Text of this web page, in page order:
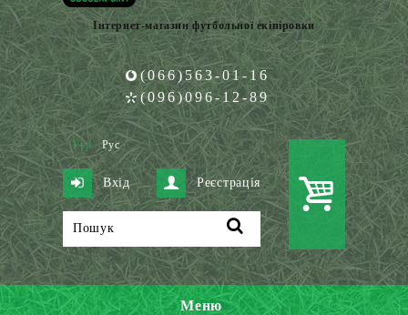
Інтернет-магазин футбольної екіпіровки
(066)563-01-16
(096)096-12-89
Укр Рус
Вхід Реєстрація
Меню